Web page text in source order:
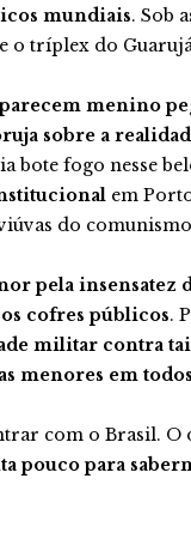
mundiais. Sob
o tríplex do
menino
sobre a
bote fogo nesse
em
do
pela insensatez
cofres públicos.
militar contra
menores em
com o Brasil. O
pouco para